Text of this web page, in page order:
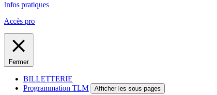
Infos pratiques
Accès pro
Fermer
BILLETTERIE
Programmation TLM
Afficher les sous-pages